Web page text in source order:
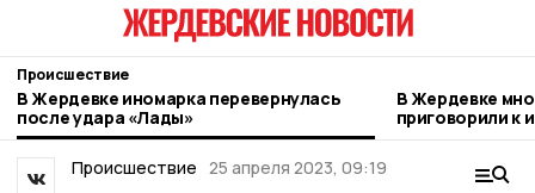
Происшествие
В Жердевке иномарка перевернулась
после удара «Лады»
В Жердевке
приговорили к
за неуплату
Происшествие 25 апреля 2023, 09:19